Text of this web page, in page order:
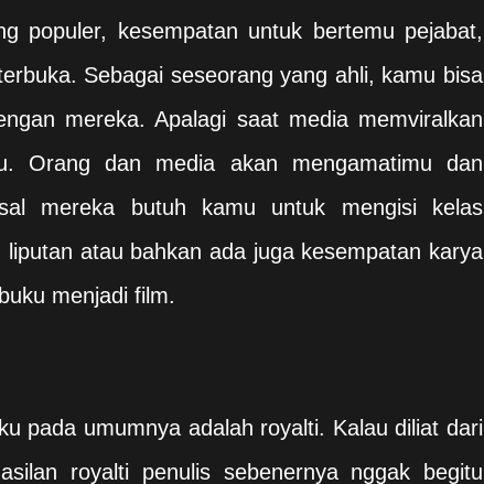
populer, kesempatan untuk bertemu pejabat,
Sebagai seseorang yang ahli, kamu bisa
mereka. Apalagi saat media memviralkan
Orang dan media akan mengamatimu dan
mereka butuh kamu untuk mengisi kelas
atau bahkan ada juga kesempatan karya
menjadi film.
pada umumnya adalah royalti. Kalau diliat dari
royalti penulis sebenernya nggak begitu